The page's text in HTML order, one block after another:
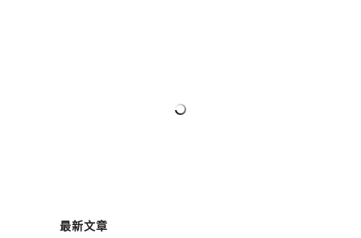
最新文章